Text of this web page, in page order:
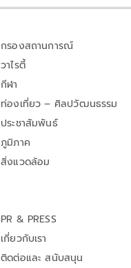
กรองสถานการณ์
วาไรตี้
กีฬา
ท่องเที่ยว – ศิลปวัฒนธรรม
ประชาสัมพันธ์
ภูมิภาค
สิ่งแวดล้อม
PR & PRESS
เกี่ยวกับเรา
ติดต่อและ สนับสนุน